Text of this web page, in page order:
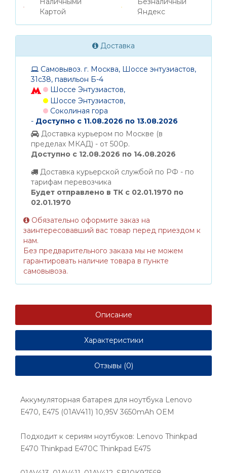
Картой
Яндекс
Доставка
Самовывоз. г. Москва, Шоссе энтузиастов,
31с38, павильон Б-4
Шоссе Энтузиастов,
Шоссе Энтузиастов,
Соколиная гора
- Доступно с 11.08.2026 по 13.08.2026
Доставка курьером по Москве (в
пределах МКАД) - от 500р.
Доступно с 12.08.2026 по 14.08.2026
Доставка курьерской службой по РФ - по
тарифам перевозчика
Будет отправлено в ТК с 02.01.1970 по
02.01.1970
Обязательно оформите заказ на
заинтересовавший вас товар перед приездом к
нам.
Без предварительного заказа мы не можем
гарантировать наличие товара в пункте
самовывоза.
Описание
Характеристики
Отзывы (0)
Аккумуляторная батарея для ноутбука Lenovo
E470, E475 (01AV411) 10,95V 3650mAh OEM
Подходит к сериям ноутбуков: Lenovo Thinkpad
E470 Thinkpad E470C Thinkpad E475